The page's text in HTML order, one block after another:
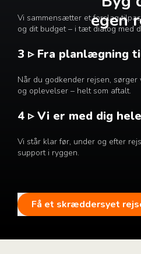
egen
Vi sammensætter et forslag
og dit budget – i tæt dialog med
3 ▹ Fra planlægning
Når du godkender rejsen,
og oplevelser – helt som aftalt.
4 ▹ Vi er med dig
Vi står klar før, under og efter
support i ryggen.
Få et skræddersyet